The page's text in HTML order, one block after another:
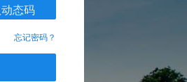
态码
忘记密码？